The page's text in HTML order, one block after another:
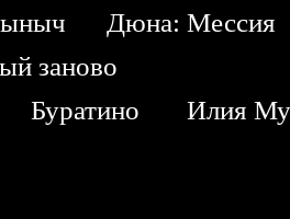
Дюна: Мессия
заново
Буратино
Илия